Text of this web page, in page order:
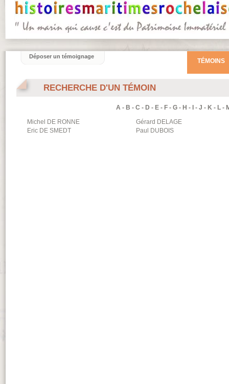
RECHERCHE D'UN TÉMOIN
A - B - C - D - E - F - G - H - - J - K - L -
Michel
DE RONNE Gérard DELAGE
Eric DE SMEDT Paul DUBOIS
TÉMOINS
Déposer un témoignage